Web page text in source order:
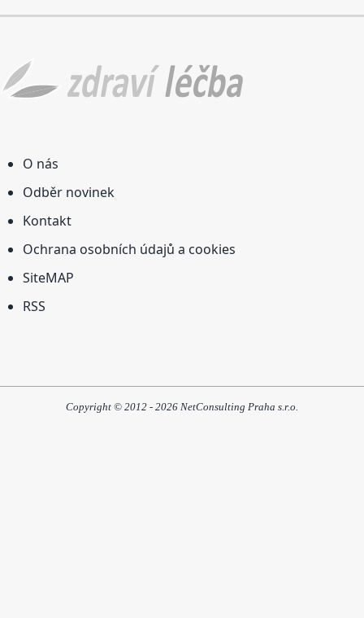
O nás
Odběr novinek
Kontakt
Ochrana osobních údajů a cookies
SiteMAP
RSS
Copyright © 2012 - 2026 NetConsulting Praha s.r.o.